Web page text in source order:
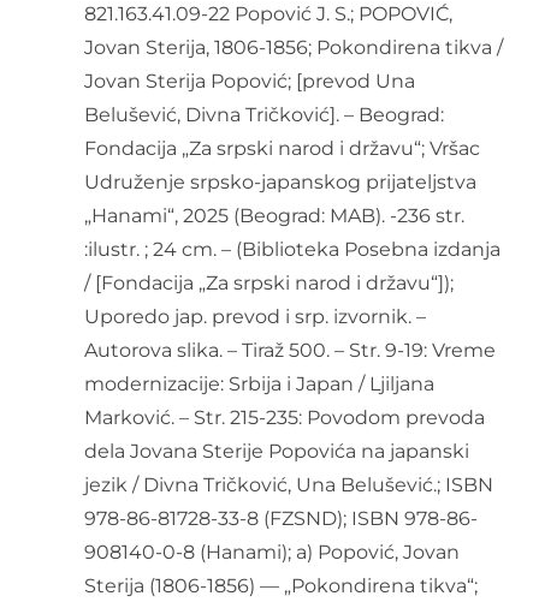
821.163.41.09-22 Popović J. S.; POPOVIĆ,
Jovan Sterija, 1806-1856; Pokondirena tikva /
Jovan Sterija Popović; [prevod Una
Belušević, Divna Tričković]. – Beograd:
Fondacija „Za srpski narod i državu“; Vršac
Udruženje srpsko-japanskog prijateljstva
„Hanami“, 2025 (Beograd: MAB). -236 str.
:ilustr. ; 24 cm. – (Biblioteka Posebna izdanja
/ [Fondacija „Za srpski narod i državu“]);
Uporedo jap. prevod i srp. izvornik. –
Autorova slika. – Tiraž 500. – Str. 9-19: Vreme
modernizacije: Srbija i Japan / Ljiljana
Marković. – Str. 215-235: Povodom prevoda
dela Jovana Sterije Popovića na japanski
jezik / Divna Tričković, Una Belušević.; ISBN
978-86-81728-33-8 (FZSND); ISBN 978-86-
908140-0-8 (Hanami); a) Popović, Jovan
Sterija (1806-1856) — „Pokondirena tikva“;